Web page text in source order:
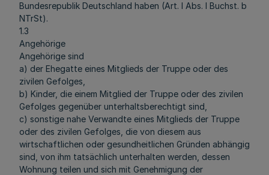
Bundesrepublik Deutschland haben (Art. I Abs. l Buchst. b
NTrSt).
1.3
Angehörige
Angehörige sind
a) der Ehegatte eines Mitglieds der Truppe oder des
zivilen Gefolges,
b) Kinder, die einem Mitglied der Truppe oder des zivilen
Gefolges gegenüber unterhaltsberechtigt sind,
c) sonstige nahe Verwandte eines Mitglieds der Truppe
oder des zivilen Gefolges, die von diesem aus
wirtschaftlichen oder gesundheitlichen Gründen abhängig
sind, von ihm tatsächlich unterhalten werden, dessen
Wohnung teilen und sich mit Genehmigung der